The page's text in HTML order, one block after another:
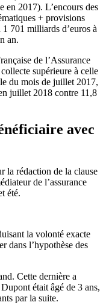
en 2017). L’encours des
+ provisions
701 milliards d’euros à
an.
de l’Assurance
supérieure à celle
du mois de juillet 2017,
juillet 2018 contre 11,8
avec
la rédaction de la clause
de l’assurance
été.
la volonté exacte
dans l’hypothèse des
Cette dernière a
était âgé de 3 ans,
par la suite.